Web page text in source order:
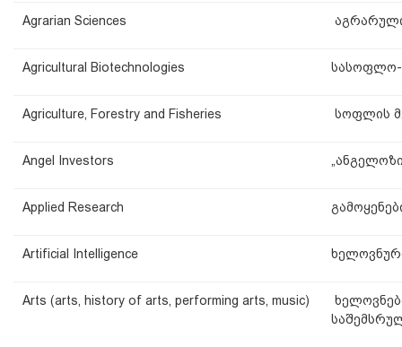
Agrarian Sciences
Agricultural Biotechnologies სასოფლო-
Agriculture, Forestry and Fisheries სოფლის
Angel Investors
Applied Research
Artificial Intelligence
Arts (arts, history of arts, performing arts, music)